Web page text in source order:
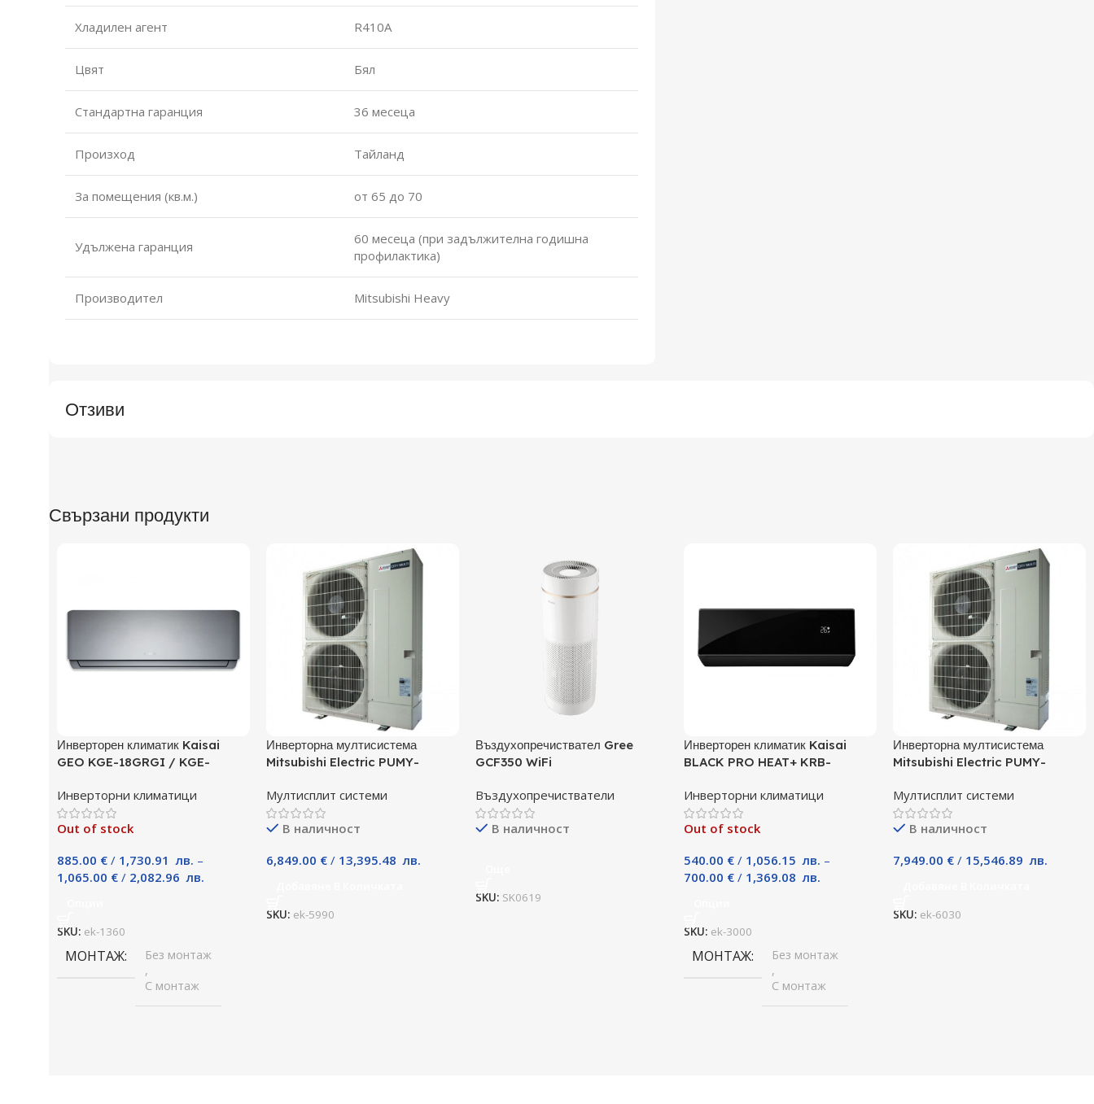
Хладилен агент R410A
Цвят Бял
Стандартна гаранция 36 месеца
Произход Тайланд
За помещения (кв.м.) от 65 до 70
Удължена гаранция
60 месеца (при задължителна годишна
профилактика)
Производител Mitsubishi Heavy
Отзиви
Свързани продукти
Инверторен климатик Kaisai
GEO KGE-18GRGI / KGE-
Инверторни климатици
Out of stock
885.00 € / 1,730.91 лв. –
1,065.00 € / 2,082.96 лв.
SKU: ek-1360
МОНТАЖ
Без монтаж
,
С монтаж
Инверторна мултисистема
Mitsubishi Electric PUMY-
Мултисплит системи
В наличност
6,849.00 €/ 13,395.48 лв.
SKU: ek-5990
Въздухопречиствател Gree
GCF350 WiFi
Въздухопречистватели
В наличност
SKU: SK0619
Инверторен климатик Kaisai
BLACK PRO HEAT+ KRB-
BTU, Клас A+++
Инверторни климатици
Out of stock
540.00 € / 1,056.15 лв. –
700.00 € / 1,369.08 лв.
SKU: ek-3000
МОНТАЖ
Без монтаж
,
С монтаж
Инверторна мултисистема
Mitsubishi Electric PUMY-
Мултисплит системи
В наличност
7,949.00 € / 15,546.89 лв.
SKU: ek-6030